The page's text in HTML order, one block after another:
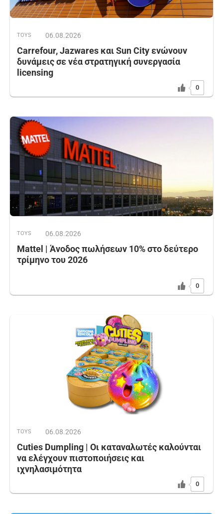
TOYS 06.08.2026
Carrefour, Jazwares και Sun City ενώνουν
δυνάμεις σε νέα στρατηγική συνεργασία
licensing
0
TOYS 06.08.2026
Mattel | Άνοδος πωλήσεων 10% στο δεύτερο
τρίμηνο του 2026
0
TOYS 06.08.2026
Cuties Dumpling | Οι καταναλωτές καλούνται
να ελέγχουν πιστοποιήσεις και
ιχνηλασιμότητα
0